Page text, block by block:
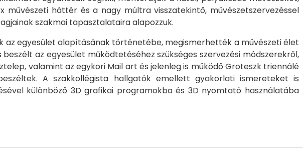
háttér és a nagy múltra visszatekintő, művészetszervezéssel
szakmai tapasztalataira alapozzuk.
az egyesület alapításának történetébe, megismerhették a művészeti élet
az egyesület működtetéséhez szükséges szervezési módszerekről,
valamint az egykori Mail art és jelenleg is működő Groteszk triennálé
A szakkollégista hallgatók emellett gyakorlati ismereteket is
különböző 3D grafikai programokba és 3D nyomtató használatába